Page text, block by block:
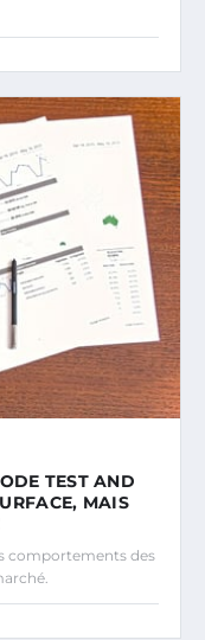
TEST AND
MAIS
comportements des